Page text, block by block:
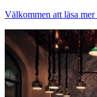
Välkommen att läsa